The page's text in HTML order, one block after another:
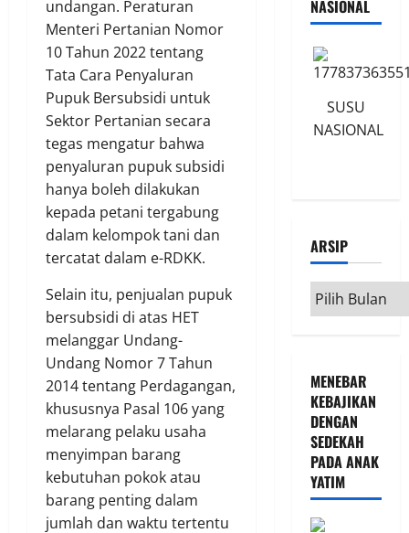
undangan. Peraturan
Menteri Pertanian Nomor
10 Tahun 2022 tentang
Tata Cara Penyaluran
Pupuk Bersubsidi untuk
Sektor Pertanian secara
tegas mengatur bahwa
penyaluran pupuk subsidi
hanya boleh dilakukan
kepada petani tergabung
dalam kelompok tani dan
tercatat dalam e-RDKK.
Selain itu, penjualan pupuk
bersubsidi di atas HET
melanggar Undang-
Undang Nomor 7 Tahun
2014 tentang Perdagangan,
khususnya Pasal 106 yang
melarang pelaku usaha
menyimpan barang
kebutuhan pokok atau
barang penting dalam
jumlah dan waktu tertentu
NASIONAL
SUSU
NASIONAL
ARSIP
Arsip
MENEBAR
KEBAJIKAN
DENGAN
SEDEKAH
PADA ANAK
YATIM